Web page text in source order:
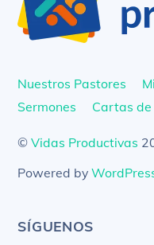
Nuestros Pastores
Sermones
Cartas
©Vidas Productivas
Powered by
SÍGUENOS